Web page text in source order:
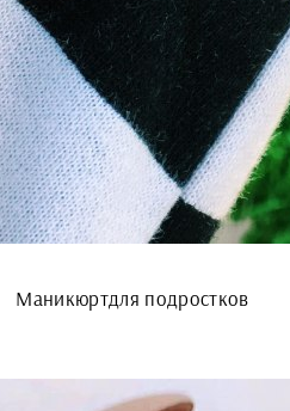
Маникюртдля подростков